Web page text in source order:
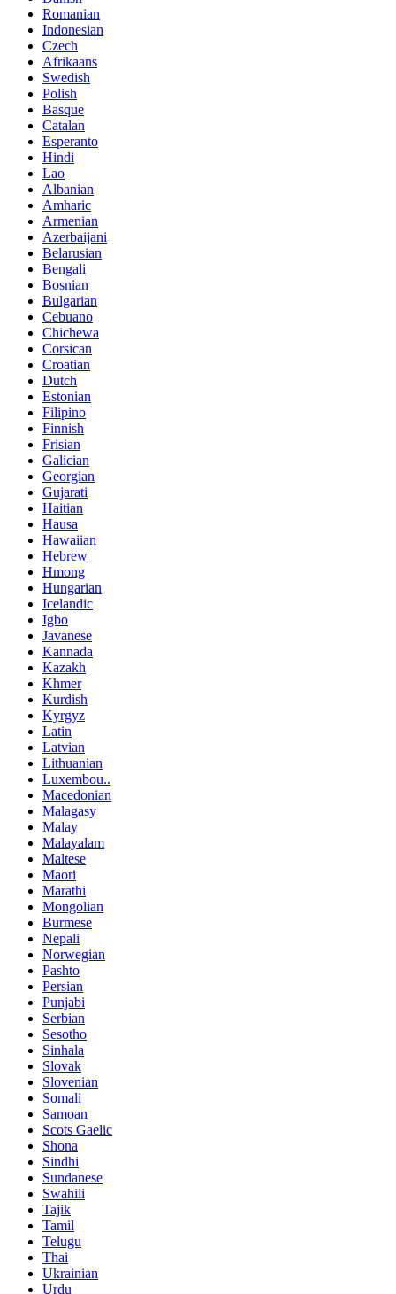
Romanian
Indonesian
Czech
Afrikaans
Swedish
Polish
Basque
Catalan
Esperanto
Hindi
Lao
Albanian
Amharic
Armenian
Azerbaijani
Belarusian
Bengali
Bosnian
Bulgarian
Cebuano
Chichewa
Corsican
Croatian
Dutch
Estonian
Filipino
Finnish
Frisian
Galician
Georgian
Gujarati
Haitian
Hausa
Hawaiian
Hebrew
Hmong
Hungarian
Icelandic
Igbo
Javanese
Kannada
Kazakh
Khmer
Kurdish
Kyrgyz
Latin
Latvian
Lithuanian
Luxembou..
Macedonian
Malagasy
Malay
Malayalam
Maltese
Maori
Marathi
Mongolian
Burmese
Nepali
Norwegian
Pashto
Persian
Punjabi
Serbian
Sesotho
Sinhala
Slovak
Slovenian
Somali
Samoan
Scots Gaelic
Shona
Sindhi
Sundanese
Swahili
Tajik
Tamil
Telugu
Thai
Ukrainian
Urdu